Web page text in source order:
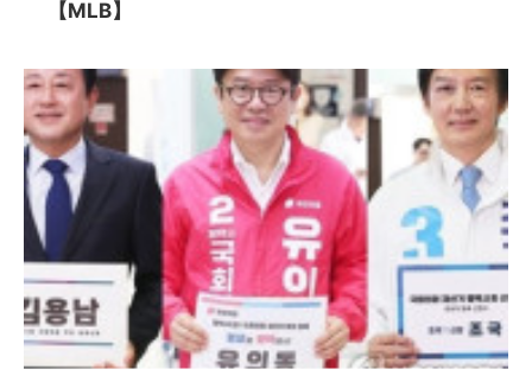
【MLB】